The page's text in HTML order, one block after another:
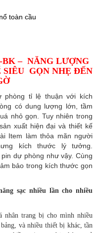
toàn cầu
BK – NĂNG LƯỢNG
SIÊU GỌN NHẸ ĐẾN
phòng tỉ lệ thuận với kích
có dung lượng lớn, tầm
nhỏ gọn. Tuy nhiên trong
xuất hiện đại và thiết kế
Item làm thỏa mãn người
kích thước lý tưởng.
dự phòng như vậy. Cùng
bảo trong kích thước gọn
sạc nhiều lần cho nhiều
nhân trang bị cho mình nhiều
và nhiều thiết bị khác, tần